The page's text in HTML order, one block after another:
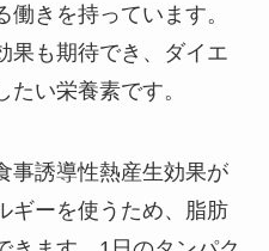
きを持っています。
果も期待でき、ダイエ
い栄養素です。
事誘導性熱産生効果が
ギーを使うため、脂肪